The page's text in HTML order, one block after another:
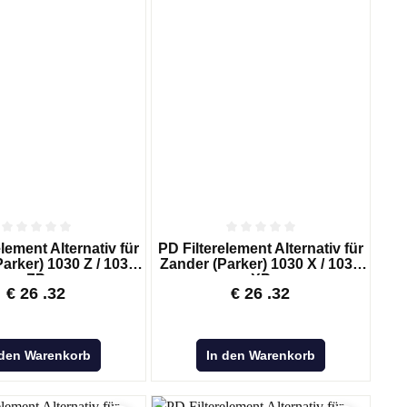
TROCKENMITTEL- UND
AKTIVKOHLEFÜLLUNG
Molekularsieb 4A MS 4X
KC-Trockenmittelperlen WS 2050
Alternativ für
1030 Z / 1030
ZP
€ 26 .32
Warenkorb
PD Filterelement Alternativ für
Zander (Parker) 1030 X / 1030
XP
€ 26 .32
In den Warenkorb